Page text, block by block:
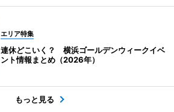
エリア特集
連休どこいく？ 横浜ゴールデンウィークイベ
ント情報まとめ（2026年）
もっと見る